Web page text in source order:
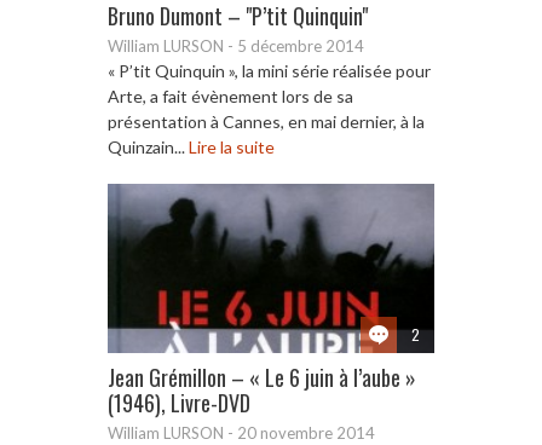
Bruno Dumont – "P’tit Quinquin"
William LURSON - 5 décembre 2014
« P’tit Quinquin », la mini série réalisée pour
Arte, a fait évènement lors de sa
présentation à Cannes, en mai dernier, à la
Quinzain...Lire la suite
2
Jean Grémillon – « Le 6 juin à l’aube »
(1946), Livre-DVD
William LURSON - 20 novembre 2014